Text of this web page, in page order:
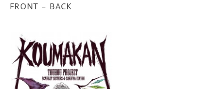
FRONT – BACK